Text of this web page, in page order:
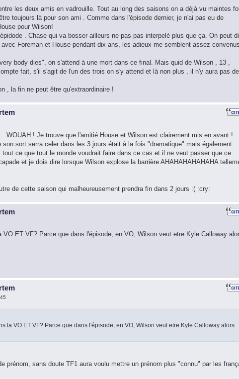
les deux amis en vadrouille. Tout au long des saisons on a déjà vu maintes
toujours là pour son ami . Comme dans l'épisode dernier, je n'ai pas eu de
pour Wilson!
. Chase qui va bosser ailleurs ne pas pas interpelé plus que ça. On peut
Foreman et House pendant dix ans, les adieux me semblent assez convenus
body dies", on s'attend à une mort dans ce final. Mais quid de Wilson , 13 ,
fait, s'il s'agit de l'un des trois on s'y attend et là non plus , il n'y aura pas de
, la fin ne peut être qu'extraordinaire !
WOUAH ! Je trouve que l'amitié House et Wilson est clairement mis en avant !
sort serra celer dans les 3 jours était à la fois "dramatique" mais également
ce que tout le monde voudrait faire dans ce cas et il ne veut passer que ce
et je dois dire lorsque Wilson explose la barrière AHAHAHAHAHAHA
de cette saison qui malheureusement prendra fin dans 2 jours :( :cry:
VO ET VF? Parce que dans l'épisode, en VO, Wilson veut etre Kyle Calloway
la VO ET VF? Parce que dans l'épisode, en VO, Wilson veut etre Kyle Calloway alors
prénom, sans doute TF1 aura voulu mettre un prénom plus "connu" par les